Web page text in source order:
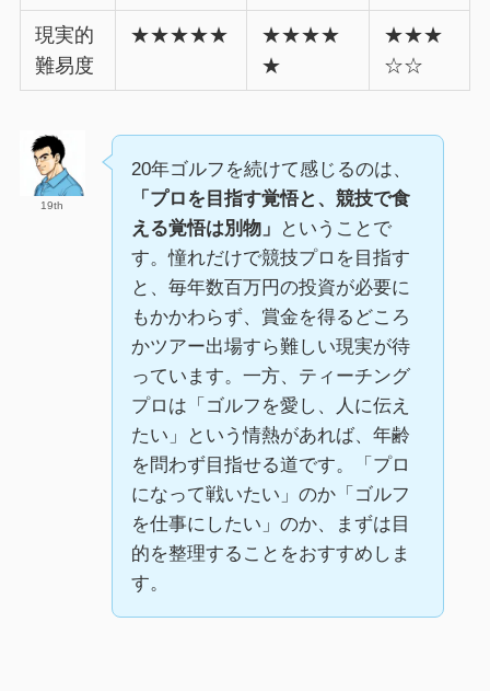
現実的
難易度
★★★★★
★★★★
★
★★★
☆☆
19th
20年ゴルフを続けて感じるのは、
「プロを目指す覚悟と、競技で食
える覚悟は別物」
ということで
す。憧れだけで競技プロを目指す
と、毎年数百万円の投資が必要に
もかかわらず、賞金を得るどころ
かツアー出場すら難しい現実が待
っています。一方、ティーチング
プロは「ゴルフを愛し、人に伝え
たい」という情熱があれば、年齢
を問わず目指せる道です。「プロ
になって戦いたい」のか「ゴルフ
を仕事にしたい」のか、まずは目
的を整理することをおすすめしま
す。